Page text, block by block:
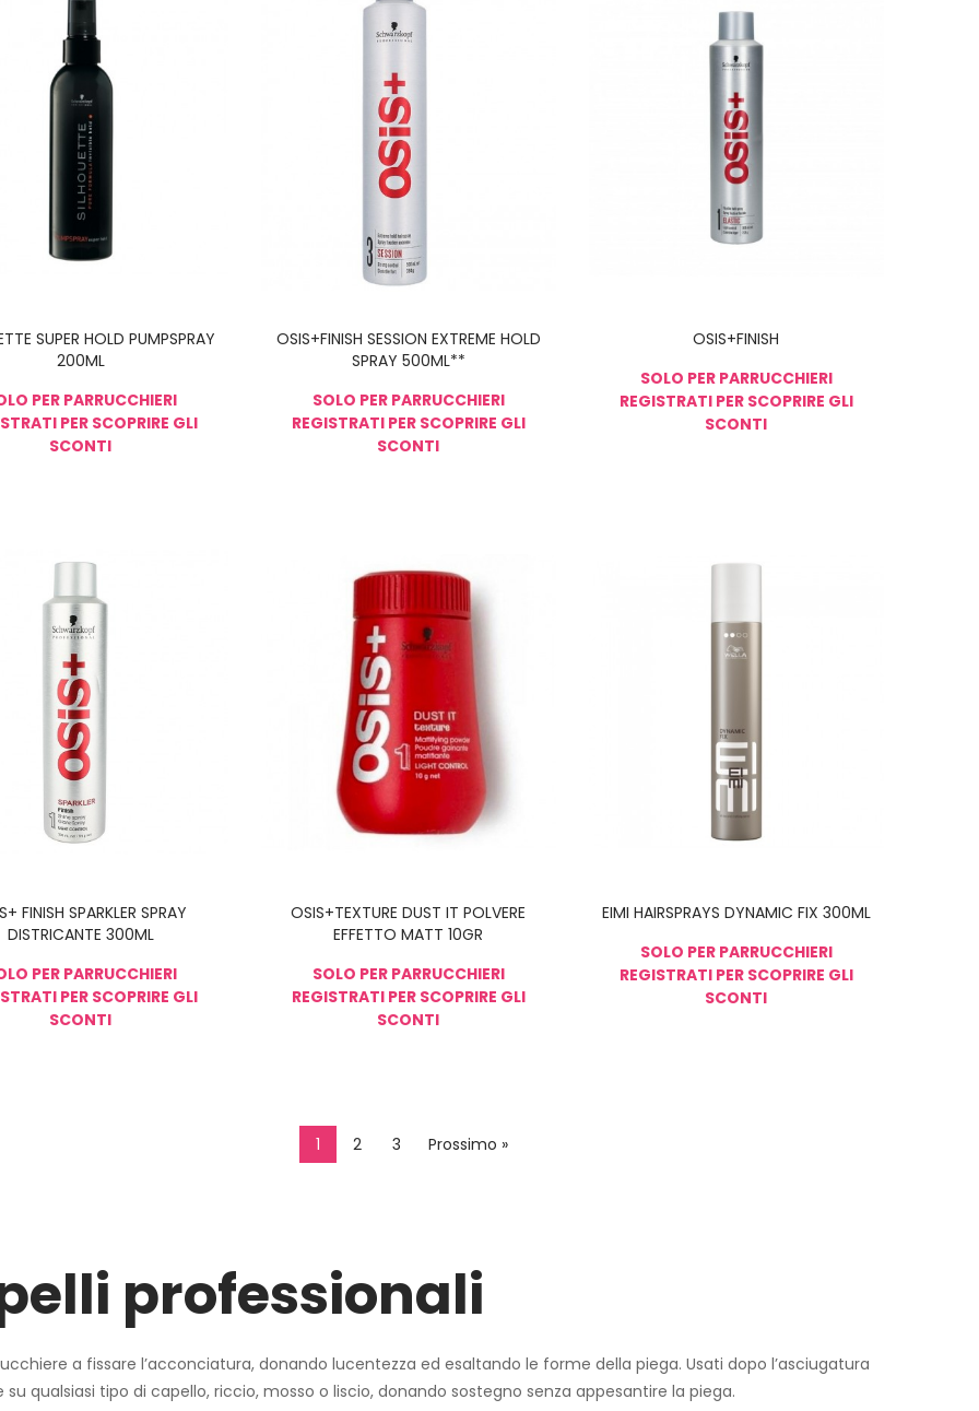
SUPER HOLD PUMPSPRAY
200ML
PER PARRUCCHIERI
PER SCOPRIRE GLI
SCONTI
OSIS+FINISH SESSION EXTREME HOLD
SPRAY 500ML**
SOLO PER PARRUCCHIERI
REGISTRATI PER SCOPRIRE GLI
SCONTI
OSIS+FINISH
SOLO PER PARRUCCHIERI
REGISTRATI PER SCOPRIRE GLI
SCONTI
FINISH SPARKLER SPRAY
DISTRICANTE 300ML
PER PARRUCCHIERI
PER SCOPRIRE GLI
SCONTI
OSIS+TEXTURE DUST IT POLVERE
EFFETTO MATT 10GR
SOLO PER PARRUCCHIERI
REGISTRATI PER SCOPRIRE GLI
SCONTI
EIMI HAIRSPRAYS DYNAMIC FIX 300ML
SOLO PER PARRUCCHIERI
REGISTRATI PER SCOPRIRE GLI
SCONTI
1 2 3 Prossimo »
professionali
a fissare l’acconciatura, donando lucentezza ed esaltando le forme della piega. Usati dopo l’asciugatura
qualsiasi tipo di capello, riccio, mosso o liscio, donando sostegno senza appesantire la piega.